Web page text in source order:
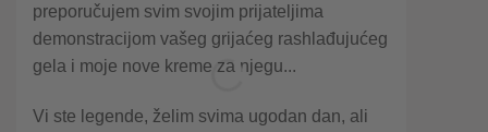
preporučujem svim svojim prijateljima
demonstracijom vašeg grijaćeg rashlađujućeg
gela i moje nove kreme za njegu...
Vi ste legende, želim svima ugodan dan, ali